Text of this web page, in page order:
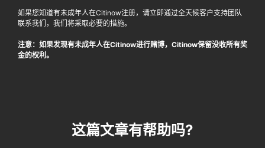
如果您知道有未成年人在Citinow注册，请立即通过全天候客户支持团队
联系我们，我们将采取必要的措施。
注意：如果发现有未成年人在Citinow进行赌博，Citinow保留没收所有奖
金的权利。
这篇文章有帮助吗?